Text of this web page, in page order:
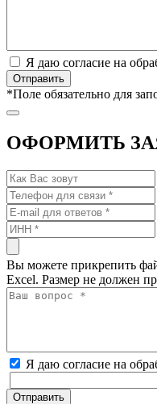
Я даю согласие на
*Поле обязательно для
ОФОРМИТЬ
Вы можете прикрепить
Excel. Размер не должен
Я даю согласие на